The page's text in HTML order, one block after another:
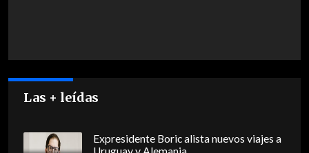
Las + leídas
Expresidente Boric alista nuevos viajes a